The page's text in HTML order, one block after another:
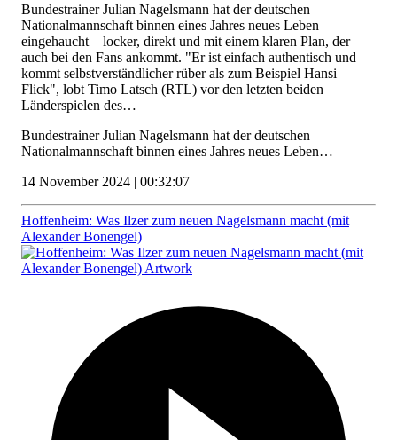
Bundestrainer Julian Nagelsmann hat der deutschen
Nationalmannschaft binnen eines Jahres neues Leben
eingehaucht – locker, direkt und mit einem klaren Plan, der
auch bei den Fans ankommt. "Er ist einfach authentisch und
kommt selbstverständlicher rüber als zum Beispiel Hansi
Flick", lobt Timo Latsch (RTL) vor den letzten beiden
Länderspielen des…
Bundestrainer Julian Nagelsmann hat der deutschen
Nationalmannschaft binnen eines Jahres neues Leben…
14 November 2024 | 00:32:07
Hoffenheim: Was Ilzer zum neuen Nagelsmann macht (mit
Alexander Bonengel)